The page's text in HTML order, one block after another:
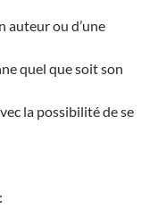
auteur ou d’une
quel que soit son
la possibilité de se